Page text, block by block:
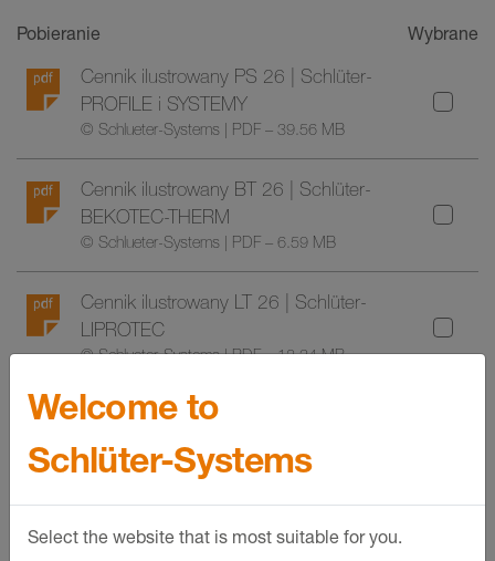
Pobieranie
Wybrane
Cennik ilustrowany PS 26 | Schlüter-
PROFILE i SYSTEMY
© Schlueter-Systems | PDF – 39.56 MB
Cennik ilustrowany BT 26 | Schlüter-
BEKOTEC-THERM
© Schlueter-Systems | PDF – 6.59 MB
Cennik ilustrowany LT 26 | Schlüter-
LIPROTEC
© Schlueter-Systems | PDF – 12.34 MB
Welcome to
Schlüter-Systems
Select the website that is most suitable for you.